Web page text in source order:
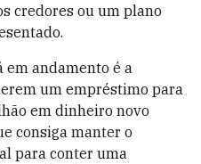
credores ou um plano
em andamento é a
um empréstimo para
em dinheiro novo
consiga manter o
para conter uma